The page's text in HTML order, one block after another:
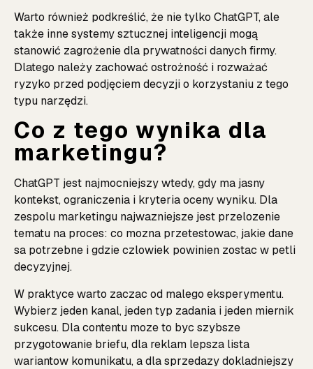
Warto również podkreślić, że nie tylko ChatGPT, ale
także inne systemy sztucznej inteligencji mogą
stanowić zagrożenie dla prywatności danych firmy.
Dlatego należy zachować ostrożność i rozważać
ryzyko przed podjęciem decyzji o korzystaniu z tego
typu narzędzi.
Co z tego wynika dla
marketingu?
ChatGPT jest najmocniejszy wtedy, gdy ma jasny
kontekst, ograniczenia i kryteria oceny wyniku. Dla
zespolu marketingu najwazniejsze jest przelozenie
tematu na proces: co mozna przetestowac, jakie dane
sa potrzebne i gdzie czlowiek powinien zostac w petli
decyzyjnej.
W praktyce warto zaczac od malego eksperymentu.
Wybierz jeden kanal, jeden typ zadania i jeden miernik
sukcesu. Dla contentu moze to byc szybsze
przygotowanie briefu, dla reklam lepsza lista
wariantow komunikatu, a dla sprzedazy dokladniejszy